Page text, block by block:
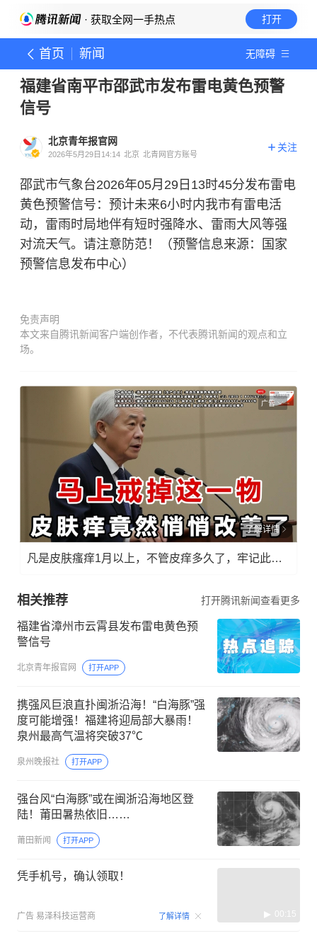
· 获取全网一手热点 打开
首页 新闻 无障碍
福建省南平市邵武市发布雷电黄色预警
信号
北京青年报官网
2026年5月29日14:14 北京 北青网官方账号
关注
邵武市气象台2026年05月29日13时45分发布雷电
黄色预警信号：预计未来6小时内我市有雷电活
动，雷雨时局地伴有短时强降水、雷雨大风等强
对流天气。请注意防范！（预警信息来源：国家
预警信息发布中心）
免责声明
本文来自腾讯新闻客户端创作者，不代表腾讯新闻的观点和立
场。
广告
了解详情
凡是皮肤瘙痒1月以上，不管皮痒多久了，牢记此法，快！准！狠！
相关推荐 打开腾讯新闻查看更多
福建省漳州市云霄县发布雷电黄色预
警信号
北京青年报官网 打开APP
携强风巨浪直扑闽浙沿海！“白海豚”强
度可能增强！福建将迎局部大暴雨！
泉州最高气温将突破37℃
泉州晚报社 打开APP
强台风“白海豚”或在闽浙沿海地区登
陆！莆田暑热依旧……
莆田新闻 打开APP
凭手机号，确认领取！
广告 易泽科技运营商 了解详情 00:15